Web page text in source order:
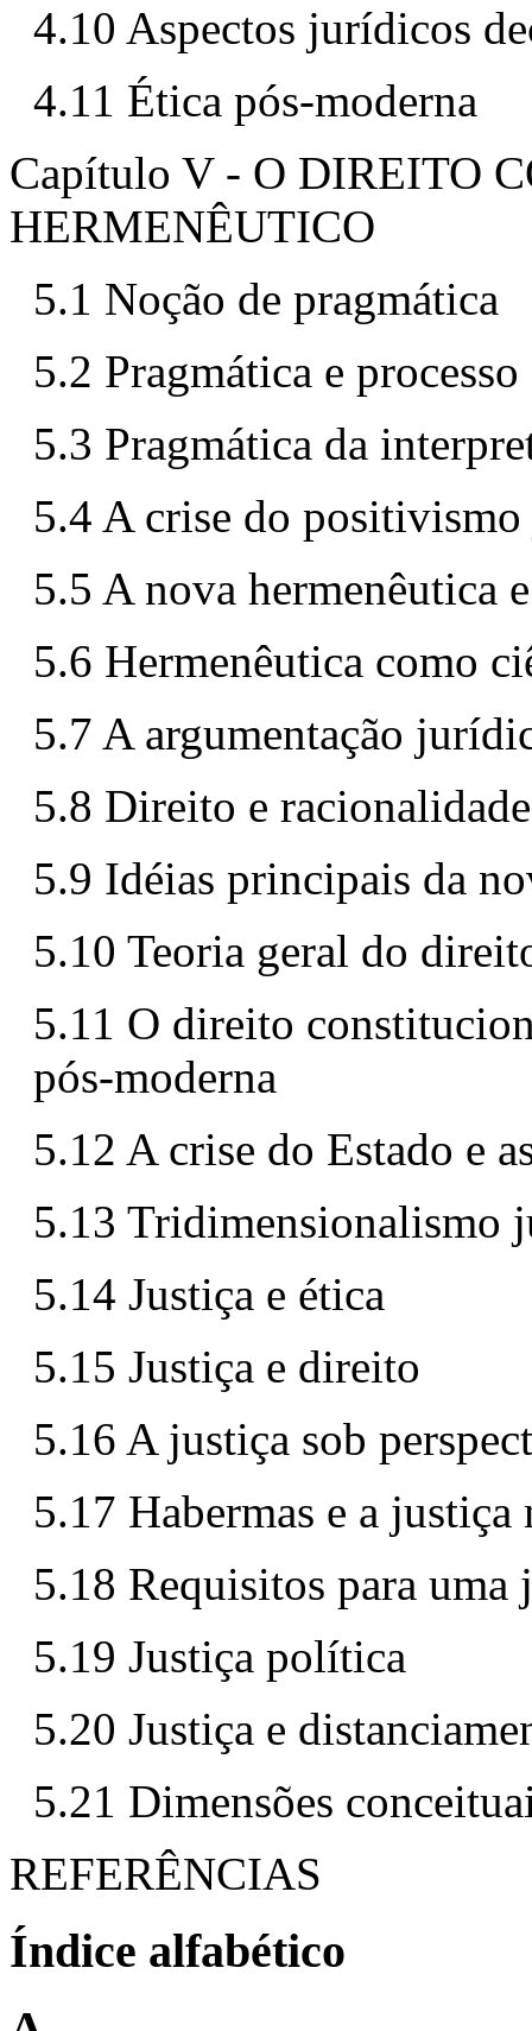
4.10 Aspectos jurídicos
4.11 Ética pós-moderna
Capítulo V - O DIREITO
HERMENÊUTICO
5.1 Noção de pragmática
5.2 Pragmática e
5.3 Pragmática da
5.4 A crise do
5.5 A nova hermenêutica
5.6 Hermenêutica como
5.7 A argumentação
5.8 Direito e
5.9 Idéias principais da
5.10 Teoria geral do
5.11 O direito
pós-moderna
5.12 A crise do Estado e
5.13 Tridimensionalismo
5.14 Justiça e ética
5.15 Justiça e direito
5.16 A justiça sob
5.17 Habermas e a
5.18 Requisitos para
5.19 Justiça política
5.20 Justiça e
5.21 Dimensões
REFERÊNCIAS
Índice alfabético